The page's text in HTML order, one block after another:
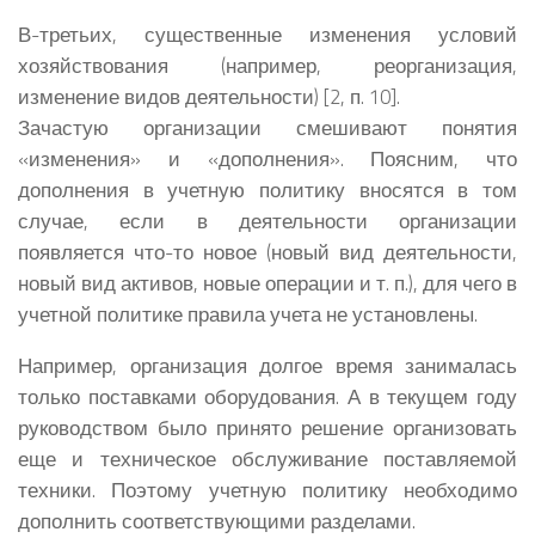
В-третьих, существенные изменения условий
хозяйствования (например, реорганизация,
изменение видов деятельности) [2, п. 10].
Зачастую организации смешивают понятия
«изменения» и «дополнения». Поясним, что
дополнения в учетную политику вносятся в том
случае, если в деятельности организации
появляется что-то новое (новый вид деятельности,
новый вид активов, новые операции и т. п.), для чего в
учетной политике правила учета не установлены.
Например, организация долгое время занималась
только поставками оборудования. А в текущем году
руководством было принято решение организовать
еще и техническое обслуживание поставляемой
техники. Поэтому учетную политику необходимо
дополнить соответствующими разделами.